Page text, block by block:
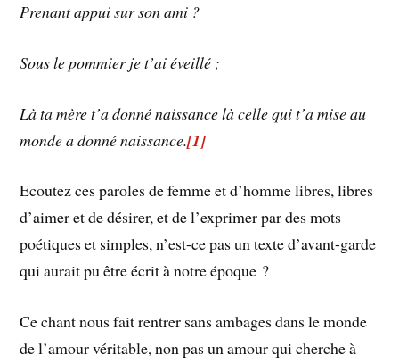
Prenant appui sur son ami ?
Sous le pommier je t’ai éveillé ;
Là ta mère t’a donné naissance là celle qui t’a mise au
monde a donné naissance.[1]
Ecoutez ces paroles de femme et d’homme libres, libres
d’aimer et de désirer, et de l’exprimer par des mots
poétiques et simples, n’est-ce pas un texte d’avant-garde
qui aurait pu être écrit à notre époque ?
Ce chant nous fait rentrer sans ambages dans le monde
de l’amour véritable, non pas un amour qui cherche à